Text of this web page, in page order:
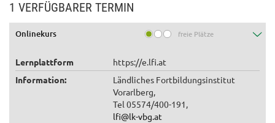
1 VERFÜGBARER TERMIN
Onlinekurs freie Plätze
Lernplattform
https://e.lfi.at
Information:
Ländliches Fortbildungsinstitut
Vorarlberg,
Tel 05574/400-191,
lfi@lk-vbg.at